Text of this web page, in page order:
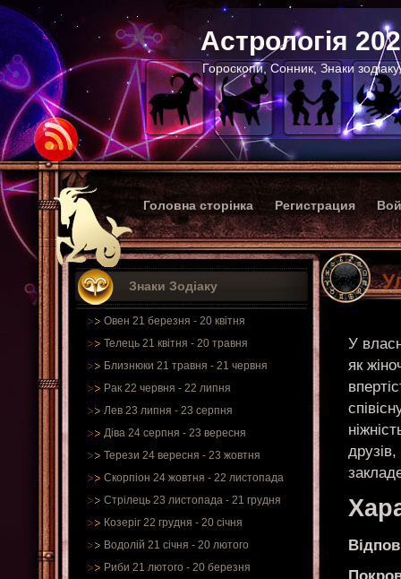
Астрологія
Гороскопи, Сонник, Знаки
Головна сторінка Регистрация
Знаки Зодіаку
Овен 21 березня - 20 квітня
Телець 21 квітня - 20 травня
Близнюки 21 травня - 21 червня
Рак 22 червня - 22 липня
Лев 23 липня - 23 серпня
Діва 24 серпня - 23 вересня
Терези 24 вересня - 23 жовтня
Скорпіон 24 жовтня - 22 листопада
Стрілець 23 листопада - 21 грудня
Козеріг 22 грудня - 20 січня
Водолій 21 січня - 20 лютого
Риби 21 лютого - 20 березня
У
як